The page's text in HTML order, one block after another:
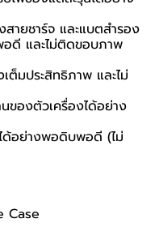
ายชาร์จ และแบตสำรอง
ดี และไม่ติดขอบภาพ
ต็มประสิทธิภาพ และไม่
ของตัวเครื่องได้อย่าง
ด้อย่างพอดิบพอดี (ไม่
Case